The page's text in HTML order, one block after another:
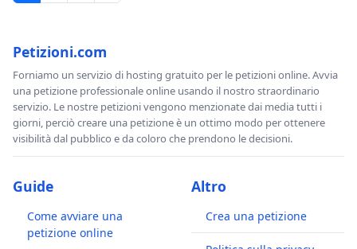
Petizioni.com
Forniamo un servizio di hosting gratuito per le petizioni online. Avvia
una petizione professionale online usando il nostro straordinario
servizio. Le nostre petizioni vengono menzionate dai media tutti i
giorni, perciò creare una petizione è un ottimo modo per ottenere
visibilità dal pubblico e da coloro che prendono le decisioni.
Guide
Come avviare una
petizione online
Altro
Crea una petizione